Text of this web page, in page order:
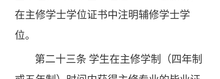
在主修学士学位证书中注明辅修学士学
位。
第二十三条 学生在主修学制（四年制